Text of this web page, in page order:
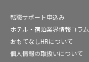
転職サポート申込み
ホテル・宿泊業界情報コラム
おもてなしHRについて
個人情報の取扱いについて